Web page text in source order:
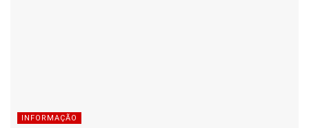
INFORMAÇÃO